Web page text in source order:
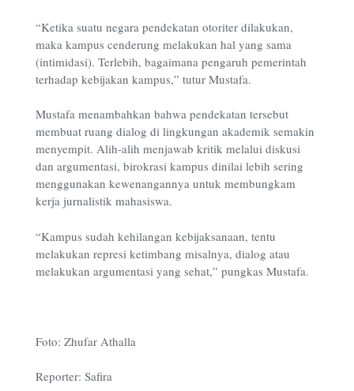
“Ketika suatu negara pendekatan otoriter dilakukan,
maka kampus cenderung melakukan hal yang sama
(intimidasi). Terlebih, bagaimana pengaruh pemerintah
terhadap kebijakan kampus,” tutur Mustafa.
Mustafa menambahkan bahwa pendekatan tersebut
membuat ruang dialog di lingkungan akademik semakin
menyempit. Alih-alih menjawab kritik melalui diskusi
dan argumentasi, birokrasi kampus dinilai lebih sering
menggunakan kewenangannya untuk membungkam
kerja jurnalistik mahasiswa.
“Kampus sudah kehilangan kebijaksanaan, tentu
melakukan represi ketimbang misalnya, dialog atau
melakukan argumentasi yang sehat,” pungkas Mustafa.
Foto: Zhufar Athalla
Reporter: Safira